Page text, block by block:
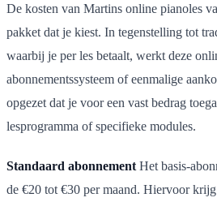
De kosten van Martins online pianoles
pakket dat je kiest. In tegenstelling tot
waarbij je per les betaalt, werkt deze
abonnementssysteem of eenmalige
opgezet dat je voor een vast bedrag
lesprogramma of specifieke modules.
Standaard abonnement Het basis-
de €20 tot €30 per maand. Hiervoor